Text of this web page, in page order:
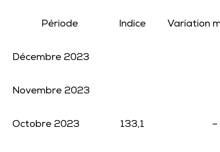
Période Indice Variation
Décembre 2023
Novembre 2023
Octobre 2023 133,1 –